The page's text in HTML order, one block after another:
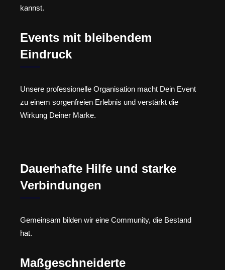
kannst.
Events mit bleibendem
Eindruck
Unsere professionelle Organisation macht Dein Event
zu einem sorgenfreien Erlebnis und verstärkt die
Wirkung Deiner Marke.
Dauerhafte Hilfe und starke
Verbindungen
Gemeinsam bilden wir eine Community, die Bestand
hat.
Maßgeschneiderte